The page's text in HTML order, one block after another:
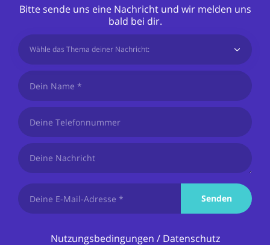
Bitte sende uns eine Nachricht und wir melden uns
bald bei dir.
Wähle das Thema deiner Nachricht:
Senden
Nutzungsbedingungen / Datenschutz